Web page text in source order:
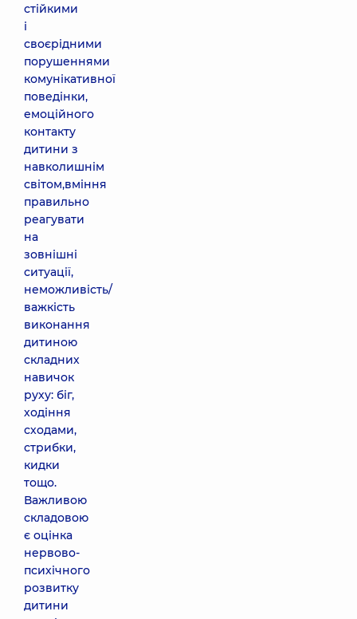
стійкими
і
своєрідними
порушеннями
комунікативної
поведінки,
емоційного
контакту
дитини з
навколишнім
світом,вміння
правильно
реагувати
на
зовнішні
ситуації,
неможливість/
важкість
виконання
дитиною
складних
навичок
руху: біг,
ходіння
сходами,
стрибки,
кидки
тощо.
Важливою
складовою
є оцінка
нервово-
психічного
розвитку
дитини